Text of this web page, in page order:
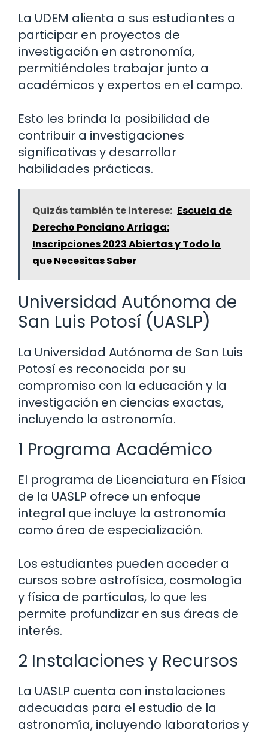
La UDEM alienta a sus estudiantes a
participar en proyectos de
investigación en astronomía,
permitiéndoles trabajar junto a
académicos y expertos en el campo.
Esto les brinda la posibilidad de
contribuir a investigaciones
significativas y desarrollar
habilidades prácticas.
Quizás también te interese: Escuela de
Derecho Ponciano Arriaga:
Inscripciones 2023 Abiertas y Todo lo
que Necesitas Saber
Universidad Autónoma de
San Luis Potosí (UASLP)
La Universidad Autónoma de San Luis
Potosí es reconocida por su
compromiso con la educación y la
investigación en ciencias exactas,
incluyendo la astronomía.
1 Programa Académico
El programa de Licenciatura en Física
de la UASLP ofrece un enfoque
integral que incluye la astronomía
como área de especialización.
Los estudiantes pueden acceder a
cursos sobre astrofísica, cosmología
y física de partículas, lo que les
permite profundizar en sus áreas de
interés.
2 Instalaciones y Recursos
La UASLP cuenta con instalaciones
adecuadas para el estudio de la
astronomía, incluyendo laboratorios y